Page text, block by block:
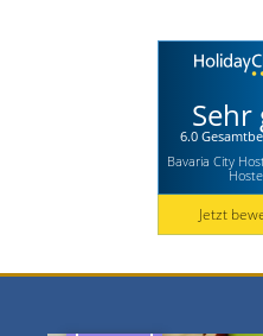
Sehr
6.0
Bavaria City
Jetzt